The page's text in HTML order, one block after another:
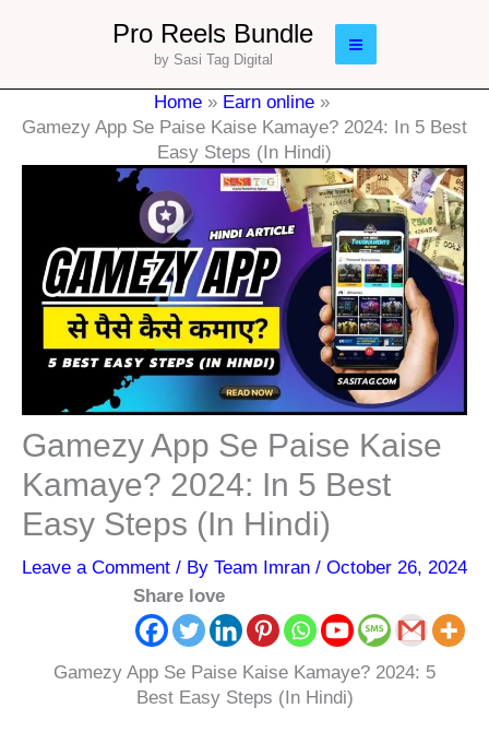
Pro Reels Bundle
by Sasi Tag Digital
Main
Menu
Home
Earn online
Gamezy App Se Paise Kaise Kamaye? 2024: In 5 Best
Easy Steps (In Hindi)
Gamezy App Se Paise Kaise
Kamaye? 2024: In 5 Best
Easy Steps (In Hindi)
Leave a Comment / By Team Imran / October 26, 2024
Share love
Gamezy App Se Paise Kaise Kamaye? 2024: 5
Best Easy Steps (In Hindi)